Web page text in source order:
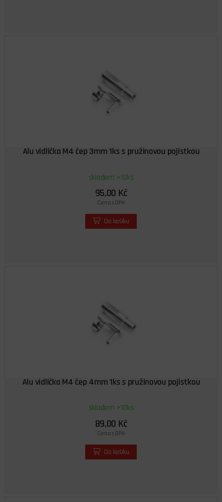
Alu vidlička M4 čep 3mm 1ks s pružinovou pojistkou
skladem >10ks
95,00 Kč
Cena s DPH
Do košíku
Alu vidlička M4 čep 4mm 1ks s pružinovou pojistkou
skladem >10ks
89,00 Kč
Cena s DPH
Do košíku